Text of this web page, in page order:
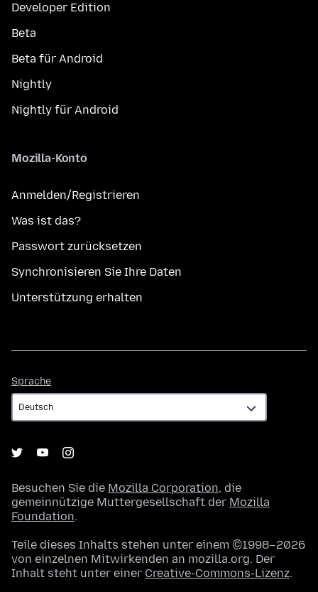
Developer Edition
Beta
Beta für Android
Nightly
Nightly für Android
Mozilla-Konto
Anmelden/Registrieren
Was ist das?
Passwort zurücksetzen
Synchronisieren Sie Ihre Daten
Unterstützung erhalten
Sprache
Besuchen Sie die Mozilla Corporation, die
gemeinnützige Muttergesellschaft der Mozilla
Foundation.
Teile dieses Inhalts stehen unter einem ©1998–2026
von einzelnen Mitwirkenden an mozilla.org. Der
Inhalt steht unter einer Creative-Commons-Lizenz.